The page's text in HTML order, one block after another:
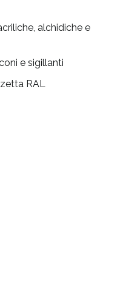
alchidiche e
e sigillanti
RAL